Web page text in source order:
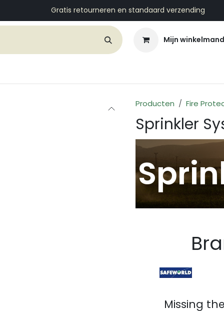
Gratis retourneren en standaard verzending
Mijn
Producten Fire
Sprinkler
Missing